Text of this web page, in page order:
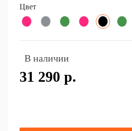
Цвет
В наличии
31 290 р.